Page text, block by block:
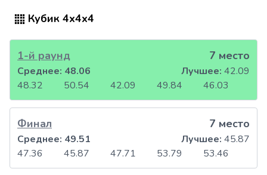
Кубик 4x4x4
1-й раунд 7 место
48.32 50.54 42.09 49.84 46.03
Среднее: 48.06 Лучшее: 42.09
Финал 7 место
47.36 45.87 47.71 53.79 53.46
Среднее: 49.51 Лучшее: 45.87